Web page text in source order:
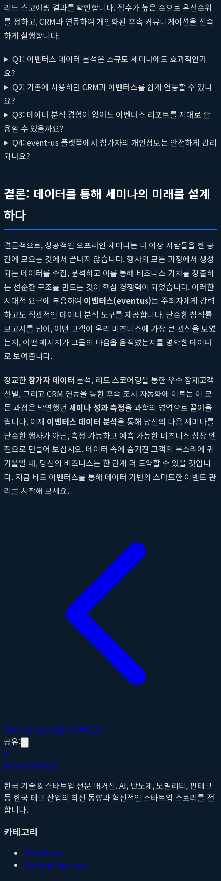
리드 스코어링 결과를 확인합니다. 점수가 높은 순으로 우선순위
를 정하고, CRM과 연동하여 개인화된 후속 커뮤니케이션을 신속
하게 실행합니다.
Q1: 이벤터스 데이터 분석은 소규모 세미나에도 효과적인가
요?
Q2: 기존에 사용하던 CRM과 이벤터스를 쉽게 연동할 수 있나
요?
Q3: 데이터 분석 경험이 없어도 이벤터스 리포트를 제대로 활
용할 수 있을까요?
Q4: event-us 플랫폼에서 참가자의 개인정보는 안전하게 관리
되나요?
결론: 데이터를 통해 세미나의 미래를 설계
하다
결론적으로, 성공적인 오프라인 세미나는 더 이상 사람들을 한 공
간에 모으는 것에서 끝나지 않습니다. 행사의 모든 과정에서 생성
되는 데이터를 수집, 분석하고 이를 통해 비즈니스 가치를 창출하
는 선순환 구조를 만드는 것이 핵심 경쟁력이 되었습니다. 이러한
시대적 요구에 부응하여 이벤터스(eventus)는 주최자에게 강력
하고도 직관적인 데이터 분석 도구를 제공합니다. 단순한 참석률
보고서를 넘어, 어떤 고객이 우리 비즈니스에 가장 큰 관심을 보였
는지, 어떤 메시지가 그들의 마음을 움직였는지를 명확한 데이터
로 보여줍니다.
정교한참가자 데이터 분석, 리드 스코어링을 통한 우수 잠재고객
선별, 그리고 CRM 연동을 통한 후속 조치 자동화에 이르는 이 모
든 과정은 막연했던 세미나 성과 측정을 과학의 영역으로 끌어올
립니다. 이제 이벤터스 데이터 분석을 통해 당신의 다음 세미나를
단순한 행사가 아닌, 측정 가능하고 예측 가능한 비즈니스 성장 엔
진으로 만들어 보십시오. 데이터 속에 숨겨진 고객의 목소리에 귀
기울일 때, 당신의 비즈니스는 한 단계 더 도약할 수 있을 것입니
다. 지금 바로 이벤터스를 통해 데이터 기반의 스마트한 이벤트 관
리를 시작해 보세요.
Startup Spotlight 목록으로
공유:
K
KoreaTechHub
한국 기술 & 스타트업 전문 매거진. AI, 반도체, 모빌리티, 핀테크
등 한국 테크 산업의 최신 동향과 혁신적인 스타트업 스토리를 전
합니다.
카테고리
Tech News
Startup Spotlight